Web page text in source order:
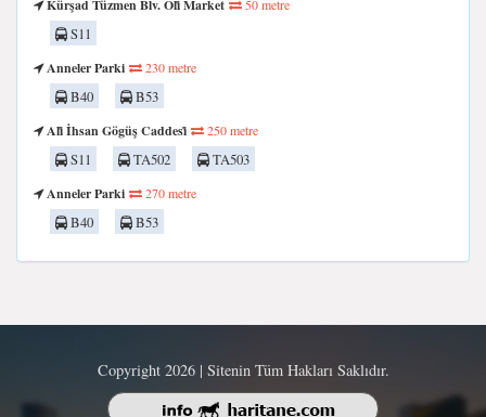
Kürşad Tüzmen Blv. Oli̇ Market
50 metre
S11
Anneler Parki
230 metre
B40
B53
Ali̇ İhsan Gögüş Caddesi̇
250 metre
S11 TA502
TA503
Anneler Parki
270 metre
B40 B53
Copyright 2026 | Sitenin Tüm Hakları Saklıdır.